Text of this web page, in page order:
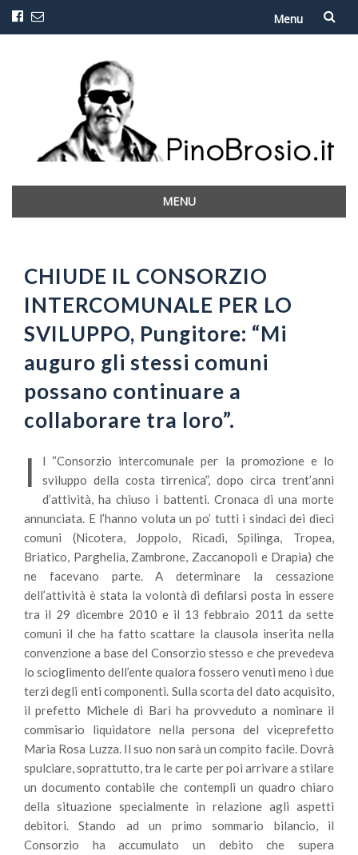
Menu
contenuto
MENU
CHIUDE IL CONSORZIO
INTERCOMUNALE PER LO
SVILUPPO, Pungitore: “Mi
auguro gli stessi comuni
possano continuare a
collaborare tra loro”.
I
l “Consorzio intercomunale per la promozione e lo
sviluppo della costa tirrenica”, dopo circa trent’anni
d’attività, ha chiuso i battenti. Cronaca di una morte
annunciata. E l’hanno voluta un po’ tutti i sindaci dei dieci
comuni (Nicotera, Joppolo, Ricadi, Spilinga, Tropea,
Briatico, Parghelia, Zambrone, Zaccanopoli e Drapia) che
ne facevano parte. A determinare la cessazione
dell’attività è stata la volontà di defilarsi posta in essere
tra il 29 dicembre 2010 e il 13 febbraio 2011 da sette
comuni il che ha fatto scattare la clausola inserita nella
convenzione a base del Consorzio stesso e che prevedeva
lo scioglimento dell’ente qualora fossero venuti meno i due
terzi degli enti componenti. Sulla scorta del dato acquisito,
il prefetto Michele di Bari ha provveduto a nominare il
commisario liquidatore nella persona del viceprefetto
Maria Rosa Luzza. Il suo non sarà un compito facile. Dovrà
spulciare, soprattutto, tra le carte per poi arrivare a stilare
un documento contabile che contempli un quadro chiaro
della situazione specialmente in relazione agli aspetti
debitori. Stando ad un primo sommario bilancio, il
Consorzio ha accumulato un debito che supera